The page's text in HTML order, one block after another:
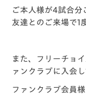
ご本人様が4試合分
友達とのご来場で1
また、フリーチョ
ァンクラブに入会
ファンクラブ会員